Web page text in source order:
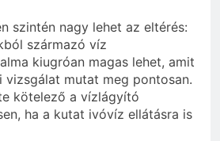
szintén nagy lehet az eltérés:
származó víz
kiugróan magas lehet, amit
vizsgálat mutat meg pontosan.
kötelező a vízlágyító
ha a kutat ivóvíz ellátásra is